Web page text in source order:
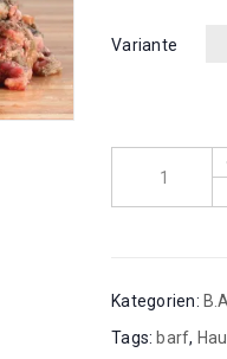
Variante
Kategorien:
Tags: barf,